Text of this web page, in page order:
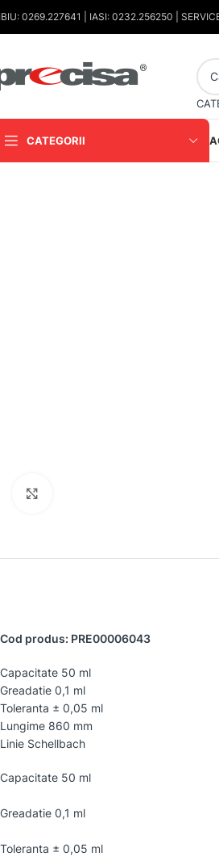
0269.227641 | IASI: 0232.256250 |
CATEGORII
Cod produs: PRE00006043
Capacitate 50 ml
Greadatie 0,1 ml
Toleranta ± 0,05 ml
Lungime 860 mm
Linie Schellbach
Capacitate 50 ml
Greadatie 0,1 ml
Toleranta ± 0,05 ml